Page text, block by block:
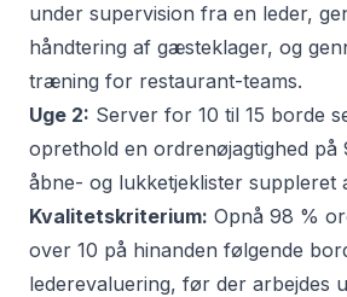
under supervision fra en leder,
håndtering af gæsteklager, og
træning for restaurant-teams.
Uge 2: Server for 10 til 15 borde
oprethold en ordrenøjagtighed
åbne- og lukketjeklister suppleret
Kvalitetskriterium: Opnå 98 %
over 10 på hinanden følgende
lederevaluering, før der arbejdes